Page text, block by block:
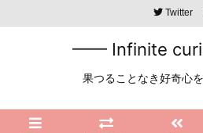
━━ Infinite
果つることなき好奇心
Twitter